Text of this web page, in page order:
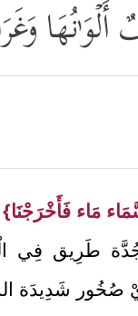
ٰ⁠نُهَا
مَاء فَأَخْرَجْنَا}
طَرِيق فِي
شَدِيدَة